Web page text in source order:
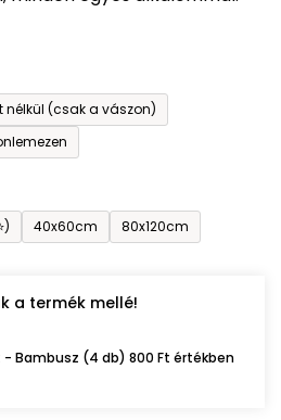
nélkül (csak a vászon)
40x60cm 80x120cm
a termék mellé!
- Bambusz (4 db) 800 Ft értékben